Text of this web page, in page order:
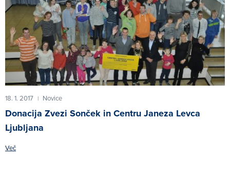
18. 1. 2017 | Novice
Donacija Zvezi Sonček in Centru Janeza Levca
Ljubljana
Več